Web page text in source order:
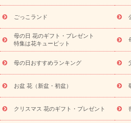
用途から探す お祝いの花特集
一覧
お祝い 新
結婚記念日
結婚祝い 出産祝い
祝い・長寿祝い
プチギフト ペッ
元・暑中見舞い
敬老の日
お供え
お供え・お悔やみ商品一覧
十九日法要以降に贈る花
通夜・葬
お盆（新盆・初盆）
お
プリザーブドフラワー
スタイルか
ごっこランド
母の日 花のギフト・プレゼント
特集は花キューピット
母の日おすすめランキング
お盆 花（新盆・初盆）
クリスマス 花のギフト・プレゼント